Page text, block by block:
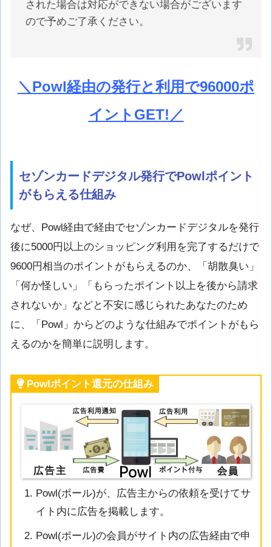
された場合は対応ができない場合がございます
ので予めご了承ください。
＼Powl経由の発行と利用で96000ポ
イントGET!／
セゾンカードデジタル発行でPowlポイント
がもらえる仕組み
なぜ、Powl経由で経由でセゾンカードデジタルを発行
後に5000円以上のショッピング利用を完了するだけで
9600円相当のポイントがもらえるのか、「胡散臭い」
「何か怪しい」「もらったポイント以上を後から請求
されないか」などと不安に感じられたあなたのため
に、「Powl」からどのような仕組みでポイントがもら
えるのかを簡単に説明します。
Powlポイント還元の仕組み
Powl(ポール)が、広告主からの依頼を受けてサ
イト内に広告を掲載します。
Powl(ポール)の会員がサイト内の広告経由で申